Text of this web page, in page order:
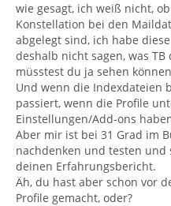
wie gesagt, ich weiß nicht,
Konstellation bei den
abgelegt sind, ich habe
deshalb nicht sagen, was
müsstest du ja sehen
Und wenn die Indexdateien
passiert, wenn die Profile
Einstellungen/Add-ons
Aber mir ist bei 31 Grad im
nachdenken und testen
deinen Erfahrungsbericht.
Äh, du hast aber schon vor
Profile gemacht, oder?